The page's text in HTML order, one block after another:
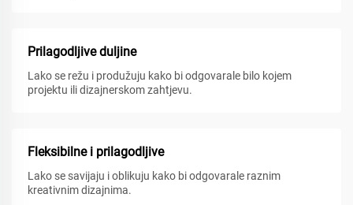
Prilagodljive duljine
Lako se režu i produžuju kako bi odgovarale bilo kojem
projektu ili dizajnerskom zahtjevu.
Fleksibilne i prilagodljive
Lako se savijaju i oblikuju kako bi odgovarale raznim
kreativnim dizajnima.